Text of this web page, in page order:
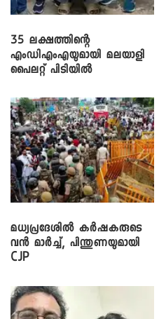
35 ലക്ഷത്തിന്റെ
എംഡിഎംഎയുമായി മലയാളി
പൈലറ്റ് പിടിയിൽ
മധ്യപ്രദേശിൽ കർഷകരുടെ
വൻ മാർച്ച്, പിന്തുണയുമായി
CJP